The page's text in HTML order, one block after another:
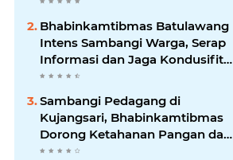
wilayah hukum
Bhabinkamtibmas Batulawang
Intens Sambangi Warga, Serap
Informasi dan Jaga Kondusifitas
Lingkungan
Sambangi Pedagang di
Kujangsari, Bhabinkamtibmas
Dorong Ketahanan Pangan dan
Keamanan Lingkungan